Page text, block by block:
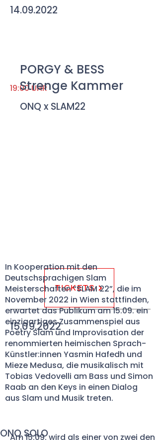
TICKETS
15.09.2022
14.09.2022
19:00 UHR
PORGY & BESS
Strenge Kammer
ONQ x SLAM22
In Kooperation mit den
Deutschsprachigen Slam
Meisterschaften “SLAM 22”, die im
November 2022 in Wien stattfinden,
erwartet das Publikum am 15.09. ein
einzigartiges Zusammenspiel aus
Poetry Slam und Improvisation der
renommierten heimischen Sprach-
Künstler:innen Yasmin Hafedh und
Mieze Medusa, die musikalisch mit
Tobias Vedovelli am Bass und Simon
Raab an den Keys in einen Dialog
aus Slam und Musik treten.
ONQ SOLO
Am 15.09. wird als einer von zwei den